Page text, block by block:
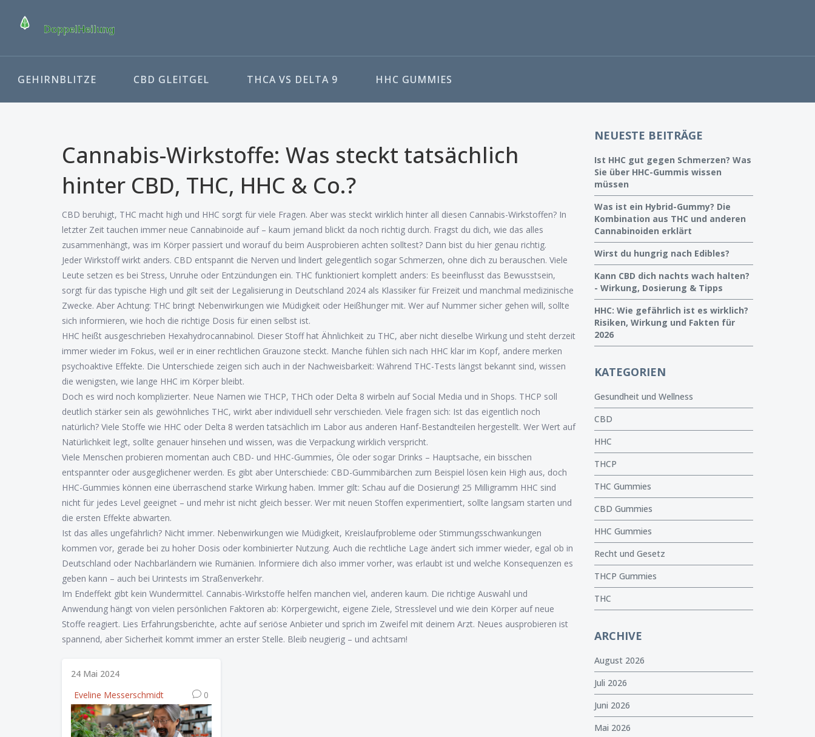
GEHIRNBLITZE CBD GLEITGEL THCA VS DELTA 9 HHC GUMMIES
Cannabis-Wirkstoffe: Was steckt tatsächlich
hinter CBD, THC, HHC & Co.?
CBD beruhigt, THC macht high und HHC sorgt für viele Fragen. Aber was steckt wirklich hinter all diesen Cannabis-Wirkstoffen? In
letzter Zeit tauchen immer neue Cannabinoide auf – kaum jemand blickt da noch richtig durch. Fragst du dich, wie das alles
zusammenhängt, was im Körper passiert und worauf du beim Ausprobieren achten solltest? Dann bist du hier genau richtig.
Jeder Wirkstoff wirkt anders. CBD entspannt die Nerven und lindert gelegentlich sogar Schmerzen, ohne dich zu berauschen. Viele
Leute setzen es bei Stress, Unruhe oder Entzündungen ein. THC funktioniert komplett anders: Es beeinflusst das Bewusstsein,
sorgt für das typische High und gilt seit der Legalisierung in Deutschland 2024 als Klassiker für Freizeit und manchmal medizinische
Zwecke. Aber Achtung: THC bringt Nebenwirkungen wie Müdigkeit oder Heißhunger mit. Wer auf Nummer sicher gehen will, sollte
sich informieren, wie hoch die richtige Dosis für einen selbst ist.
HHC heißt ausgeschrieben Hexahydrocannabinol. Dieser Stoff hat Ähnlichkeit zu THC, aber nicht dieselbe Wirkung und steht derzeit
immer wieder im Fokus, weil er in einer rechtlichen Grauzone steckt. Manche fühlen sich nach HHC klar im Kopf, andere merken
psychoaktive Effekte. Die Unterschiede zeigen sich auch in der Nachweisbarkeit: Während THC-Tests längst bekannt sind, wissen
die wenigsten, wie lange HHC im Körper bleibt.
Doch es wird noch komplizierter. Neue Namen wie THCP, THCh oder Delta 8 wirbeln auf Social Media und in Shops. THCP soll
deutlich stärker sein als gewöhnliches THC, wirkt aber individuell sehr verschieden. Viele fragen sich: Ist das eigentlich noch
natürlich? Viele Stoffe wie HHC oder Delta 8 werden tatsächlich im Labor aus anderen Hanf-Bestandteilen hergestellt. Wer Wert auf
Natürlichkeit legt, sollte genauer hinsehen und wissen, was die Verpackung wirklich verspricht.
Viele Menschen probieren momentan auch CBD- und HHC-Gummies, Öle oder sogar Drinks – Hauptsache, ein bisschen
entspannter oder ausgeglichener werden. Es gibt aber Unterschiede: CBD-Gummibärchen zum Beispiel lösen kein High aus, doch
HHC-Gummies können eine überraschend starke Wirkung haben. Immer gilt: Schau auf die Dosierung! 25 Milligramm HHC sind
nicht für jedes Level geeignet – und mehr ist nicht gleich besser. Wer mit neuen Stoffen experimentiert, sollte langsam starten und
die ersten Effekte abwarten.
Ist das alles ungefährlich? Nicht immer. Nebenwirkungen wie Müdigkeit, Kreislaufprobleme oder Stimmungsschwankungen
kommen vor, gerade bei zu hoher Dosis oder kombinierter Nutzung. Auch die rechtliche Lage ändert sich immer wieder, egal ob in
Deutschland oder Nachbarländern wie Rumänien. Informiere dich also immer vorher, was erlaubt ist und welche Konsequenzen es
geben kann – auch bei Urintests im Straßenverkehr.
Im Endeffekt gibt kein Wundermittel. Cannabis-Wirkstoffe helfen manchen viel, anderen kaum. Die richtige Auswahl und
Anwendung hängt von vielen persönlichen Faktoren ab: Körpergewicht, eigene Ziele, Stresslevel und wie dein Körper auf neue
Stoffe reagiert. Lies Erfahrungsberichte, achte auf seriöse Anbieter und sprich im Zweifel mit deinem Arzt. Neues ausprobieren ist
spannend, aber Sicherheit kommt immer an erster Stelle. Bleib neugierig – und achtsam!
24 Mai 2024
Eveline Messerschmidt
0
NEUESTE BEITRÄGE
Ist HHC gut gegen Schmerzen? Was
Sie über HHC-Gummis wissen
müssen
Was ist ein Hybrid-Gummy? Die
Kombination aus THC und anderen
Cannabinoiden erklärt
Wirst du hungrig nach Edibles?
Kann CBD dich nachts wach halten?
- Wirkung, Dosierung & Tipps
HHC: Wie gefährlich ist es wirklich?
Risiken, Wirkung und Fakten für
2026
KATEGORIEN
Gesundheit und Wellness
CBD
HHC
THCP
THC Gummies
CBD Gummies
HHC Gummies
Recht und Gesetz
THCP Gummies
THC
ARCHIVE
August 2026
Juli 2026
Juni 2026
Mai 2026